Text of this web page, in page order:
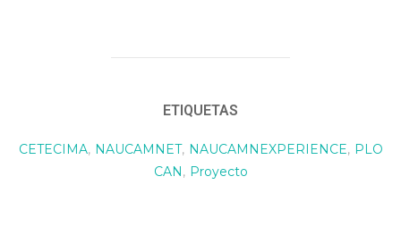
ETIQUETAS
CETECIMA, NAUCAMNET, NAUCAMNEXPERIENCE, PLO
CAN, Proyecto